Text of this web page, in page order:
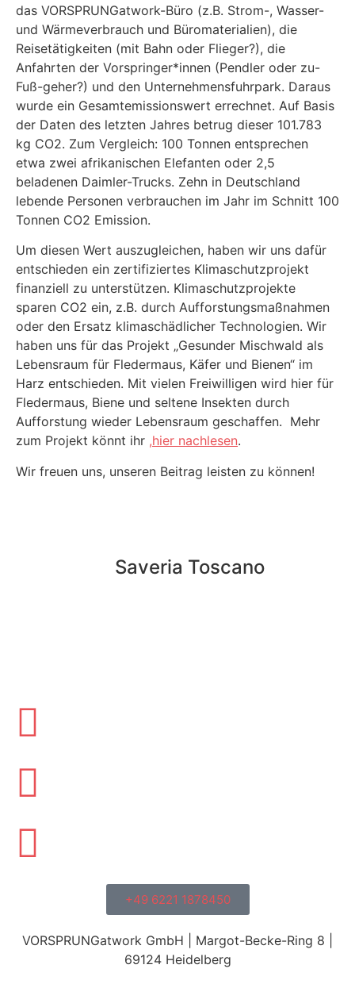
das VORSPRUNGatwork-Büro (z.B. Strom-, Wasser-
und Wärmeverbrauch und Büromaterialien), die
Reisetätigkeiten (mit Bahn oder Flieger?), die
Anfahrten der Vorspringer*innen (Pendler oder zu-
Fuß-geher?) und den Unternehmensfuhrpark. Daraus
wurde ein Gesamtemissionswert errechnet. Auf Basis
der Daten des letzten Jahres betrug dieser 101.783
kg CO2. Zum Vergleich: 100 Tonnen entsprechen
etwa zwei afrikanischen Elefanten oder 2,5
beladenen Daimler-Trucks. Zehn in Deutschland
lebende Personen verbrauchen im Jahr im Schnitt 100
Tonnen CO2 Emission.
Um diesen Wert auszugleichen, haben wir uns dafür
entschieden ein zertifiziertes Klimaschutzprojekt
finanziell zu unterstützen. Klimaschutzprojekte
sparen CO2 ein, z.B. durch Aufforstungsmaßnahmen
oder den Ersatz klimaschädlicher Technologien. Wir
haben uns für das Projekt „Gesunder Mischwald als
Lebensraum für Fledermaus, Käfer und Bienen“ im
Harz entschieden. Mit vielen Freiwilligen wird hier für
Fledermaus, Biene und seltene Insekten durch
Aufforstung wieder Lebensraum geschaffen. Mehr
zum Projekt könnt ihr ,hier nachlesen.
Wir freuen uns, unseren Beitrag leisten zu können!
Saveria Toscano
+49 6221 1878450
VORSPRUNGatwork GmbH | Margot-Becke-Ring 8 |
69124 Heidelberg